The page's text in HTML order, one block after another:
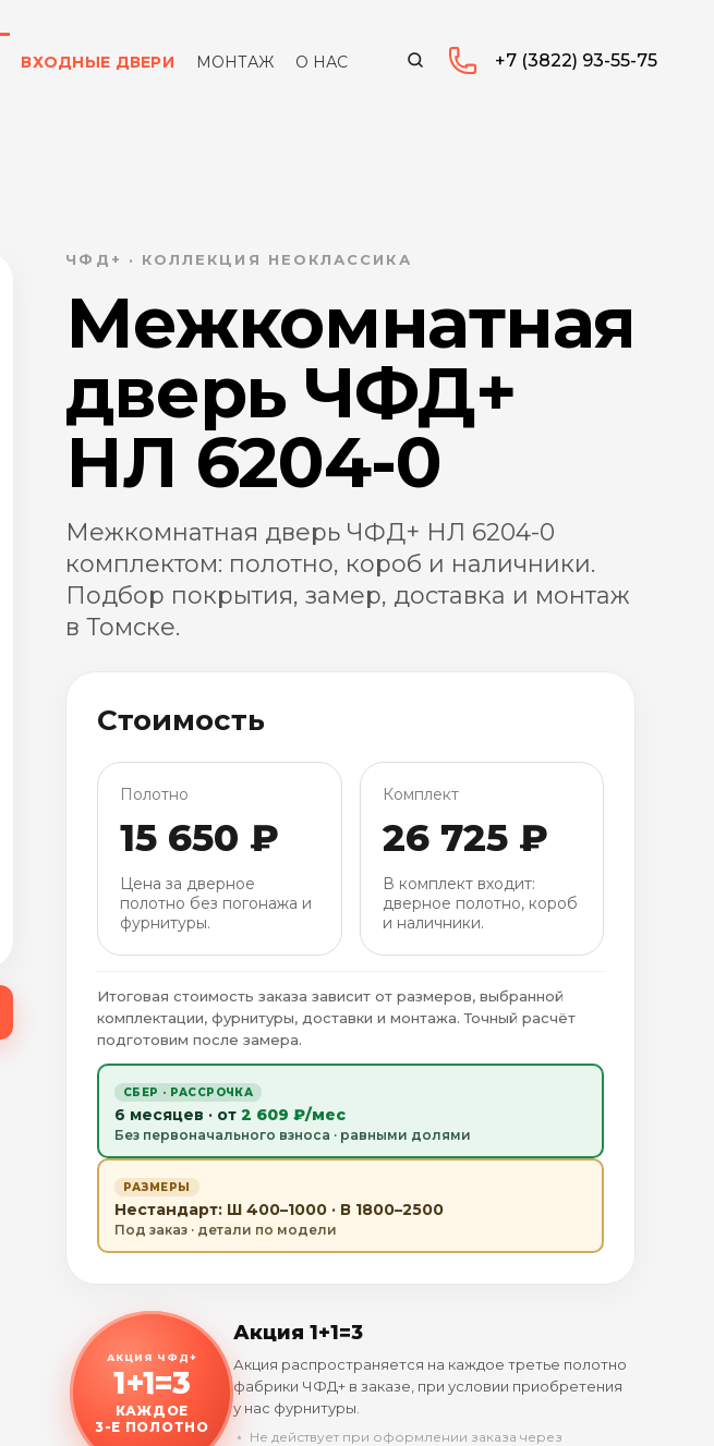
ВХОДНЫЕ ДВЕРИ МОНТАЖ О НАС +7 (3822) 93-55-75
ЧФД+ · КОЛЛЕКЦИЯ НЕОКЛАССИКА
Межкомнатная
дверь ЧФД+
НЛ 6204-0
Межкомнатная дверь ЧФД+ НЛ 6204-0
комплектом: полотно, короб и наличники.
Подбор покрытия, замер, доставка и монтаж
в Томске.
Стоимость
Полотно
15 650 ₽
Цена за дверное
полотно без погонажа и
фурнитуры.
Комплект
26 725 ₽
В комплект входит:
дверное полотно, короб
и наличники.
Итоговая стоимость заказа зависит от размеров, выбранной
комплектации, фурнитуры, доставки и монтажа. Точный расчёт
подготовим после замера.
СБЕР · РАССРОЧКА
6 месяцев · от 2 609 ₽/мес
Без первоначального взноса · равными долями
РАЗМЕРЫ
Нестандарт: Ш 400–1000 · В 1800–2500
Под заказ · детали по модели
АКЦИЯ ЧФД+
1+1=3
КАЖДОЕ
3-Е ПОЛОТНО
Акция 1+1=3
Акция распространяется на каждое третье полотно
фабрики ЧФД+ в заказе, при условии приобретения
у нас фурнитуры.
﹡ Не действует при оформлении заказа через